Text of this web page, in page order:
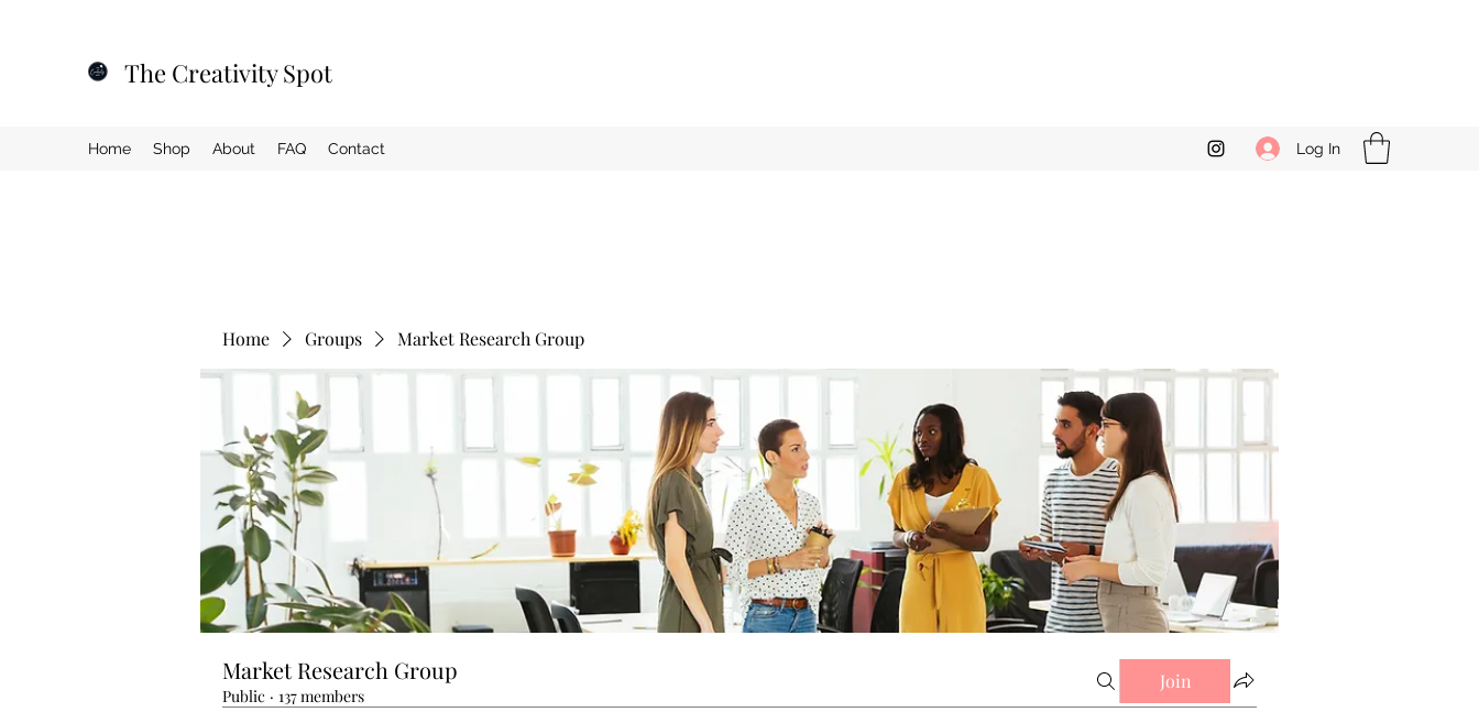
The Creativity Spot
Home Shop About FAQ Contact Log In
Home Groups Market Research Group
Market Research Group
Public · 137 members
Join